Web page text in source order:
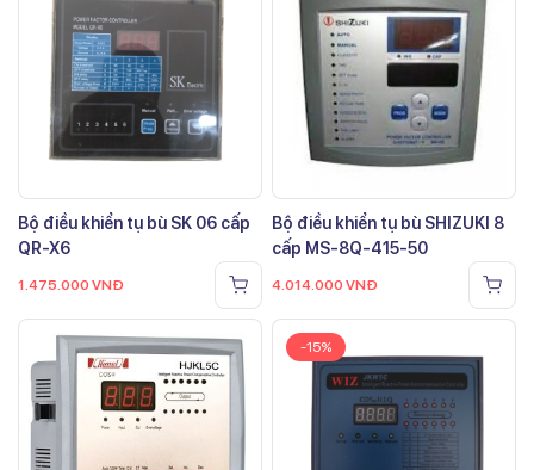
Bộ điều khiển tụ bù SK 06 cấp
QR-X6
1.475.000 VNĐ
Bộ điều khiển tụ bù SHIZUKI 8
cấp MS-8Q-415-50
4.014.000 VNĐ
-15%